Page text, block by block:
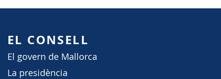
EL CONSELL
El govern de Mallorca
La presidència